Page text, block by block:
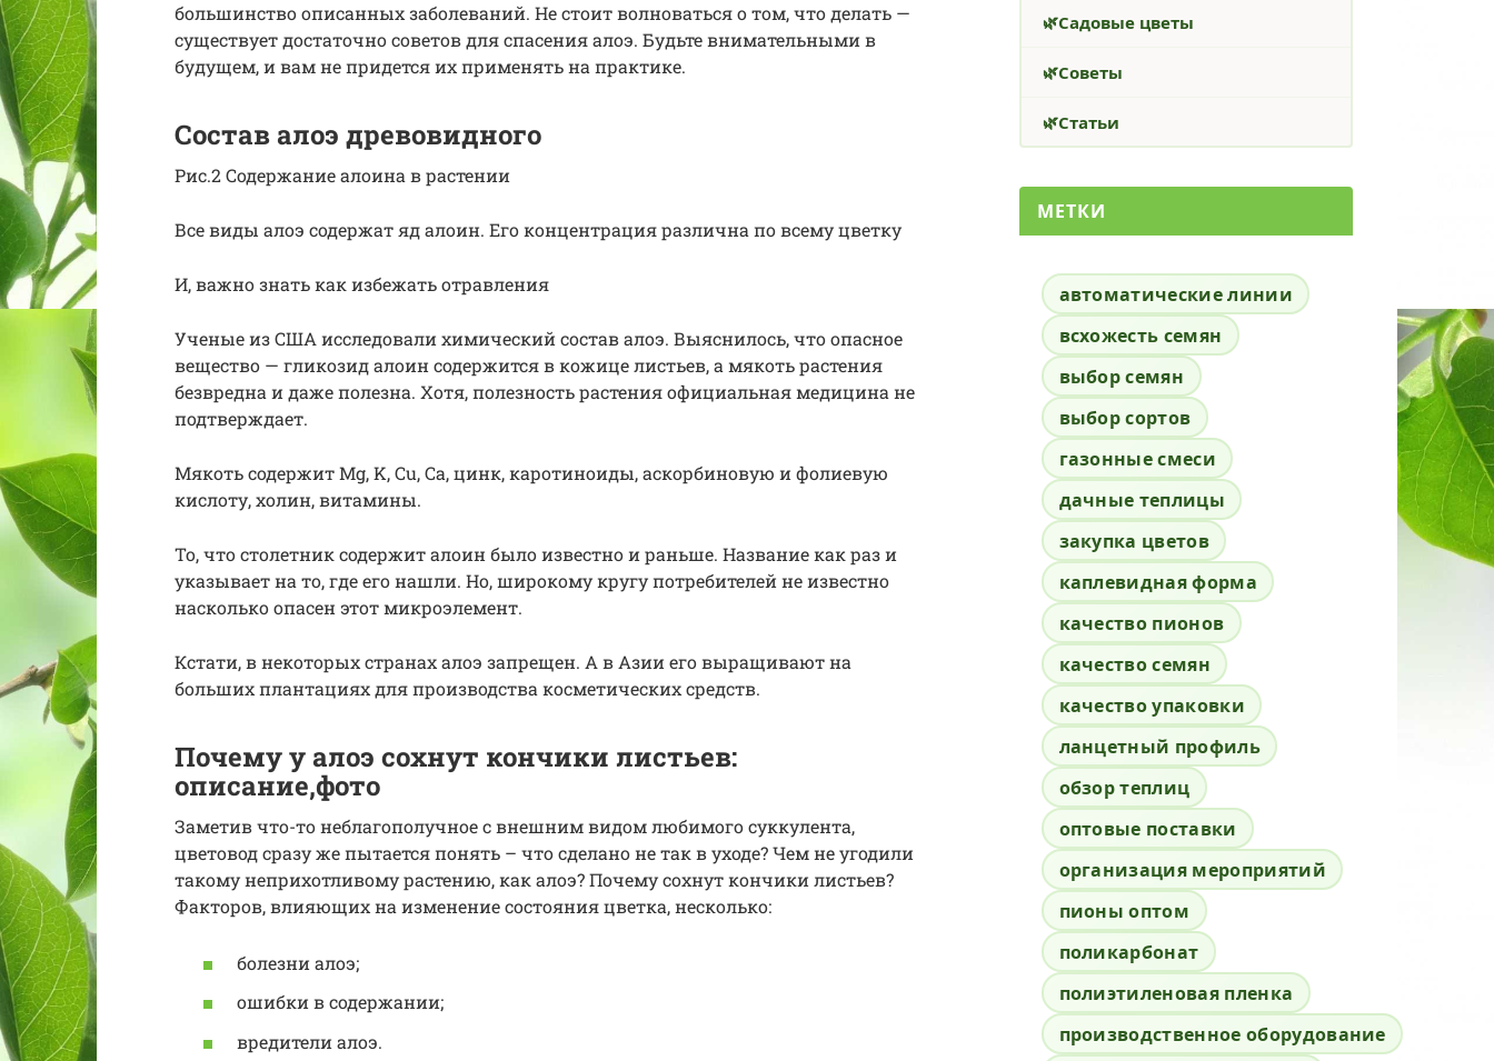
большинство описанных заболеваний. Не стоит волноваться о том, что делать —
существует достаточно советов для спасения алоэ. Будьте внимательными в
будущем, и вам не придется их применять на практике.
Состав алоэ древовидного
Рис.2 Содержание алоина в растении
Все виды алоэ содержат яд алоин. Его концентрация различна по всему цветку
И, важно знать как избежать отравления
Ученые из США исследовали химический состав алоэ. Выяснилось, что опасное
вещество — гликозид алоин содержится в кожице листьев, а мякоть растения
безвредна и даже полезна. Хотя, полезность растения официальная медицина не
подтверждает.
Мякоть содержит Mg, K, Cu, Ca, цинк, каротиноиды, аскорбиновую и фолиевую
кислоту, холин, витамины.
То, что столетник содержит алоин было известно и раньше. Название как раз и
указывает на то, где его нашли. Но, широкому кругу потребителей не известно
насколько опасен этот микроэлемент.
Кстати, в некоторых странах алоэ запрещен. А в Азии его выращивают на
больших плантациях для производства косметических средств.
Почему у алоэ сохнут кончики листьев:
описание,фото
Заметив что-то неблагополучное с внешним видом любимого суккулента,
цветовод сразу же пытается понять – что сделано не так в уходе? Чем не угодили
такому неприхотливому растению, как алоэ? Почему сохнут кончики листьев?
Факторов, влияющих на изменение состояния цветка, несколько:
болезни алоэ;
ошибки в содержании;
вредители алоэ.
Садовые цветы
Советы
Статьи
МЕТКИ
автоматические линии
всхожесть семян
выбор семян
выбор сортов
газонные смеси
дачные теплицы
закупка цветов
каплевидная форма
качество пионов
качество семян
качество упаковки
ланцетный профиль
обзор теплиц
оптовые поставки
организация мероприятий
пионы оптом
поликарбонат
полиэтиленовая пленка
производственное оборудование